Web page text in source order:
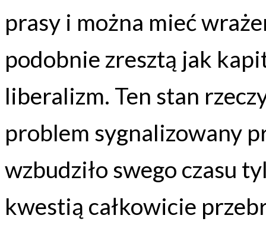
prasy i można mieć
podobnie zresztą jak
liberalizm. Ten stan
problem sygnalizowany
wzbudziło swego czasu
kwestią całkowicie